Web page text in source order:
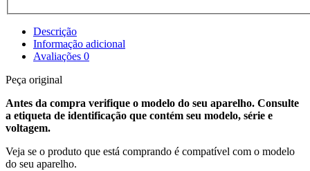
Descrição
Informação adicional
Avaliações 0
Peça original
Antes da compra verifique o modelo do seu aparelho. Consulte
a etiqueta de identificação que contém seu modelo, série e
voltagem.
Veja se o produto que está comprando é compatível com o modelo
do seu aparelho.